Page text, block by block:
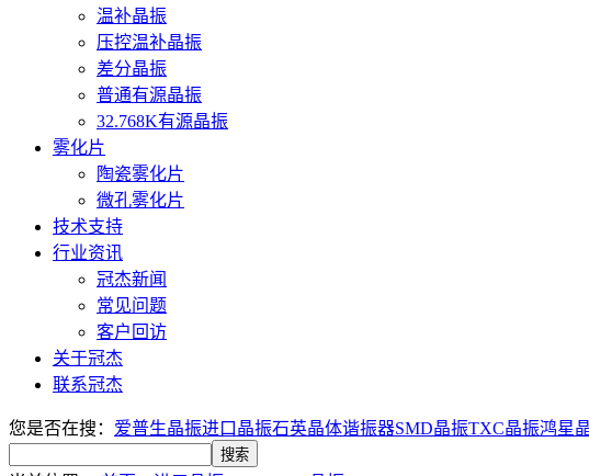
温补晶振
压控温补晶振
差分晶振
普通有源晶振
32.768K有源晶振
雾化片
陶瓷雾化片
微孔雾化片
技术支持
行业资讯
冠杰新闻
常见问题
客户回访
关于冠杰
联系冠杰
您是否在搜： 爱普生晶振进口晶振石英晶体谐振器SMD晶振TXC晶振鸿星